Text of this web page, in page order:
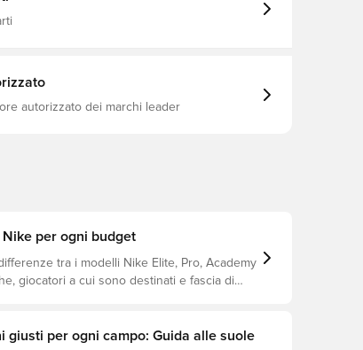
dell'unità Air Zoom fornendo al contempo la
autorizzato dei marchi leader
per ogni budget
tra i modelli Nike Elite, Pro, Academy
giocatori a cui sono destinati e fascia di
giusti per ogni campo: Guida alle suole